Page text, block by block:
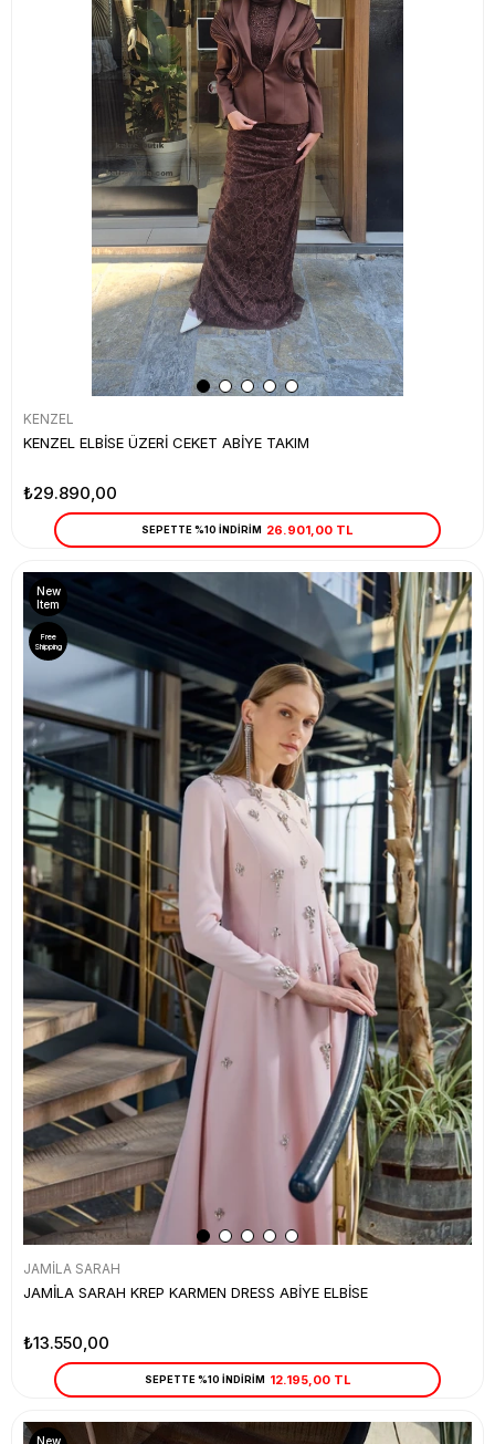
KENZEL
KENZEL ELBİSE ÜZERİ CEKET ABİYE TAKIM
₺29.890,00
SEPETTE %10 İNDİRİM 26.901,00 TL
JAMİLA SARAH
JAMİLA SARAH KREP KARMEN DRESS ABİYE ELBİSE
₺13.550,00
New
Item
Free
Shipping
SEPETTE %10 İNDİRİM 12.195,00 TL
New